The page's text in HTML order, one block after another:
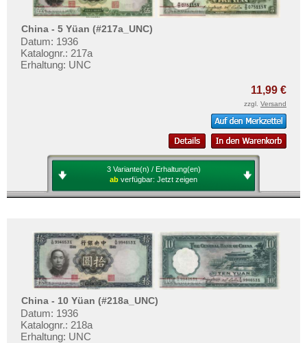
China - 5 Yüan (#217a_UNC)
Datum: 1936
Katalognr.: 217a
Erhaltung: UNC
11,99 €
zzgl. Versand
3 Variante(n) / Erhaltung(en)
ab verfügbar: Jetzt zeigen
China - 10 Yüan (#218a_UNC)
Datum: 1936
Katalognr.: 218a
Erhaltung: UNC